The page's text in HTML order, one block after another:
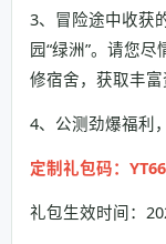
3、冒险途中收获
园“绿洲”。请您
修宿舍，获取丰富
4、公测劲爆福利
定制礼包码：
礼包生效时间：